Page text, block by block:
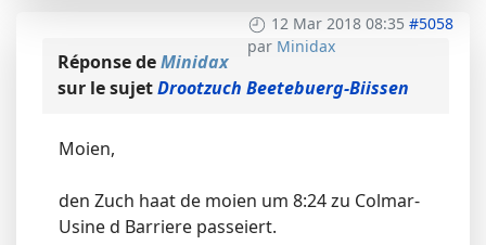
12 Mar 2018 08:35 #5058
par Minidax
Réponse deMinidax
sur le sujetDrootzuch Beetebuerg-Biissen
Moien,
den Zuch haat de moien um 8:24 zu Colmar-
Usine d Barriere passeiert.